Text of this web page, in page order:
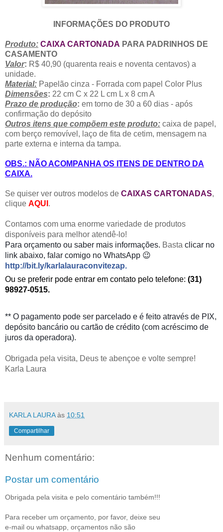
INFORMAÇÕES DO PRODUTO
Produto: CAIXA CARTONADA PARA PADRINHOS DE
CASAMENTO
Valor: R$ 40,90 (quarenta reais e noventa centavos) a
unidade.
Material: Papelão cinza - Forrada com papel Color Plus
Dimensões: 22 cm C x 22 L cm L x 8 cm A
Prazo de produção: em torno de 30 a 60 dias - após
confirmação do depósito
Outros itens que compõem este produto: caixa de papel,
com berço removível, laço de fita de cetim, mensagem na
parte externa e interna da tampa.
OBS.: NÃO ACOMPANHA OS ITENS DE DENTRO DA
CAIXA.
Se quiser ver outros modelos de CAIXAS CARTONADAS,
clique AQUI .
Contamos com uma enorme variedade de produtos
disponíveis para melhor atendê-lo!
Para orçamento ou saber mais informações. Basta clicar no
link abaixo, falar comigo no WhatsApp 😉
http://bit.ly/karlalauraconvitezap.
Ou se preferir pode entrar em contato pelo telefone: (31)
98927-0515.
** O pagamento pode ser parcelado e é feito através de PIX,
depósito bancário ou cartão de crédito (com acréscimo de
juros da operadora).
Obrigada pela visita, Deus te abençoe e volte sempre!
Karla Laura
KARLA LAURA às 10:51
Compartilhar
Nenhum comentário:
Postar um comentário
Obrigada pela visita e pelo comentário também!!!
Para receber um orçamento, por favor, deixe seu
e-mail ou whatsapp, orçamentos não são